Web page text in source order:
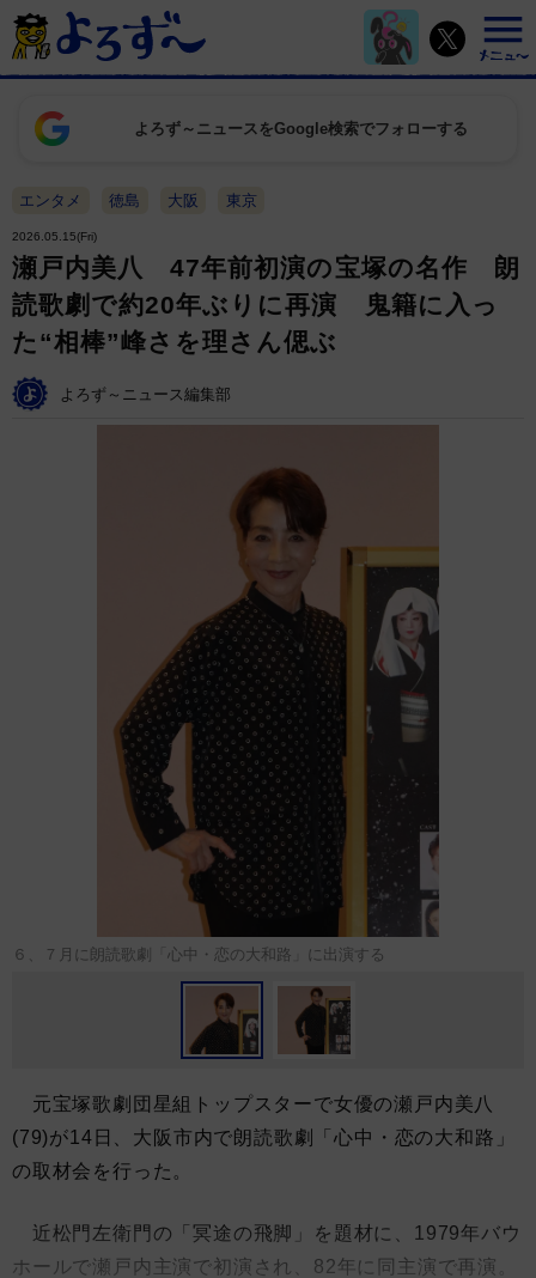
よろず～ニュースをGoogle検索でフォローする
エンタメ 徳島 大阪 東京
2026.05.15(Fri)
瀬戸内美八 47年前初演の宝塚の名作 朗
読歌劇で約20年ぶりに再演 鬼籍に入っ
た“相棒”峰さを理さん偲ぶ
よろず～ニュース編集部
６、７月に朗読歌劇「心中・恋の大和路」に出演する
元宝塚歌劇団星組トップスターで女優の瀬戸内美八
(79)が14日、大阪市内で朗読歌劇「心中・恋の大和路」
の取材会を行った。
近松門左衛門の「冥途の飛脚」を題材に、1979年バウ
ホールで瀬戸内主演で初演され、82年に同主演で再演。